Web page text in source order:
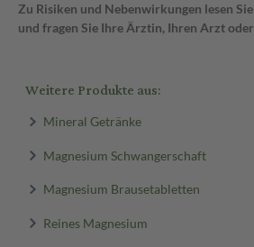
Zu Risiken und Nebenwirkungen lesen
und fragen Sie Ihre Ärztin, Ihren Arzt
Weitere Produkte aus:
Mineral Getränke
Magnesium Schwangerschaft
Magnesium Brausetabletten
Reines Magnesium